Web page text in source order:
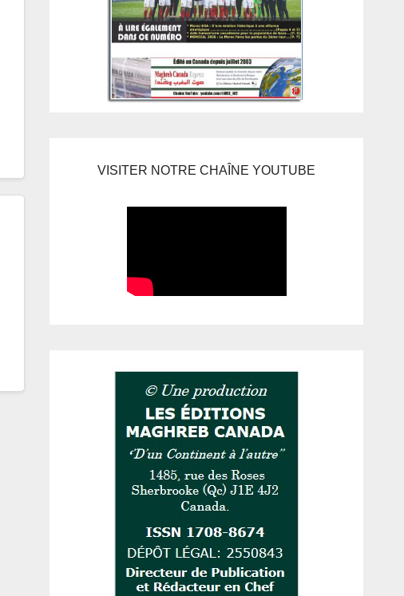
VISITER NOTRE CHAÎNE YOUTUBE